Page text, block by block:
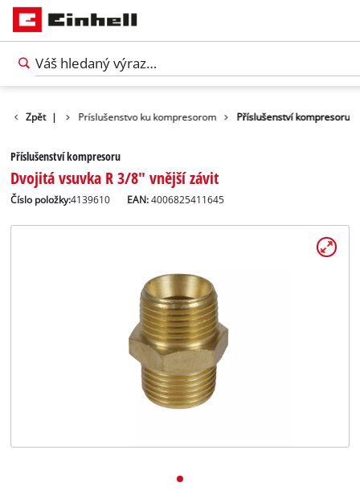
Zpět |
k náradiu Príslušenstvo ku kompresorom Příslušenství kompresoru
Příslušenství kompresoru
Dvojitá vsuvka R 3/8" vnější závit
Číslo položky:4139610 EAN:4006825411645